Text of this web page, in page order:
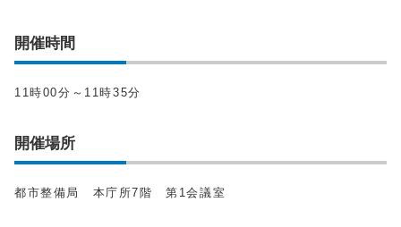
開催時間
11時00分～11時35分
開催場所
都市整備局 本庁所7階 第1会議室